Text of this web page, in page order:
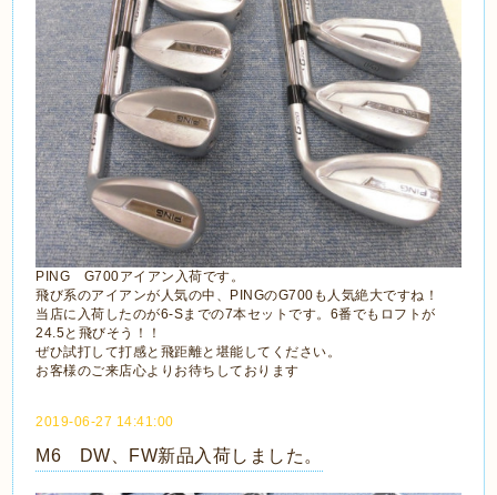
PING G700アイアン入荷です。
飛び系のアイアンが人気の中、PINGのG700も人気絶大ですね！
当店に入荷したのが6-Sまでの7本セットです。6番でもロフトが
24.5と飛びそう！！
ぜひ試打して打感と飛距離と堪能してください。
お客様のご来店心よりお待ちしております
2019-06-27 14:41:00
M6 DW、FW新品入荷しました。